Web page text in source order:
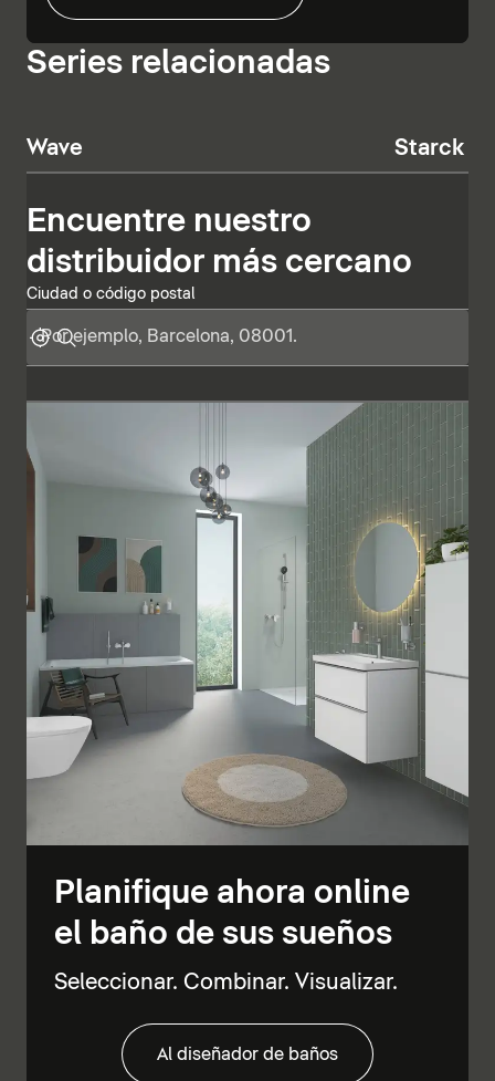
Series relacionadas
Wave Starck T
Encuentre nuestro
distribuidor más cercano
Ciudad o código postal
Planifique ahora online
el baño de sus sueños
Seleccionar. Combinar. Visualizar.
Al diseñador de baños